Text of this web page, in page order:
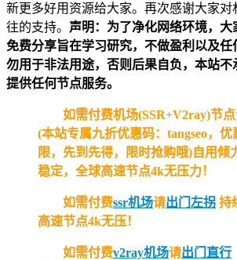
新更多好用资源给大家。再次感谢大家对
往的支持。 声明：为了净化网络环境，大
免费分享旨在学习研究，不做盈利以及任
勿用于非法用途，否则后果自负，本站不
提供任何节点服务。
如需付费机场(SSR+V2ray)节
(本站专属九折优惠码：tangseo，优
限，先到先得，限时抢购哦)自用倾
稳定，全球高速节点4k无压力！
如需付费ssr机场请出门左拐 持
高速节点4k无压！
如需付费v2ray机场请出门直行